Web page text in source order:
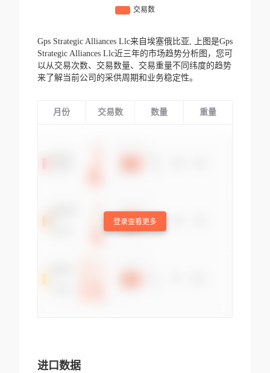
Gps Strategic Alliances Llc来自埃塞俄比亚,
上图是Gps
Strategic Alliances Llc近三年的市场趋势分析图，您可
以从交易次数、交易数量、交易重量不同纬度的趋势
来了解当前公司的采供周期和业务稳定性。
月份 交易数 数量 重量
登录查看更多
进口数据